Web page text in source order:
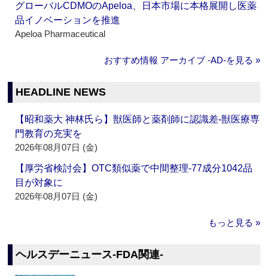
グローバルCDMOのApeloa、日本市場に本格展開し医薬
品イノベーションを推進
Apeloa Pharmaceutical
おすすめ情報 アーカイブ ‐AD‐を見る »
HEADLINE NEWS
【昭和薬大 神林氏ら】獣医師と薬剤師に認識差‐獣医療専
門教育の充実を
2026年08月07日 (金)
【厚労省検討会】OTC類似薬で中間整理‐77成分1042品
目が対象に
2026年08月07日 (金)
もっと見る »
ヘルスデーニュース‐FDA関連‐